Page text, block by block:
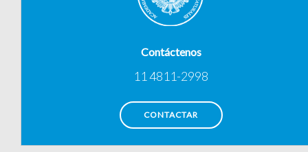
Contáctenos
11 4811-2998
CONTACTAR